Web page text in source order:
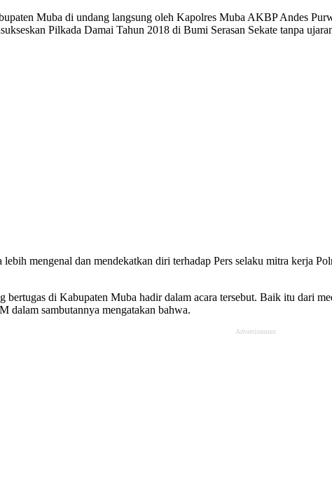
Muba di undang langsung oleh Kapolres Muba AKBP Andes
Pilkada Damai Tahun 2018 di Bumi Serasan Sekate tanpa
mengenal dan mendekatkan diri terhadap Pers selaku mitra kerja
bertugas di Kabupaten Muba hadir dalam acara tersebut. Baik itu dari
sambutannya mengatakan bahwa.
Advertisement